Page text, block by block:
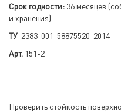
Срок годности: 36 месяцев
и хранения).
ТУ 2383-001-58875520-2014
Арт. 151-2
Проверить стойкость